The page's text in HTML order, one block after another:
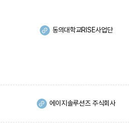
동의대학교RISE사업단
에이지솔루션즈 주식회사